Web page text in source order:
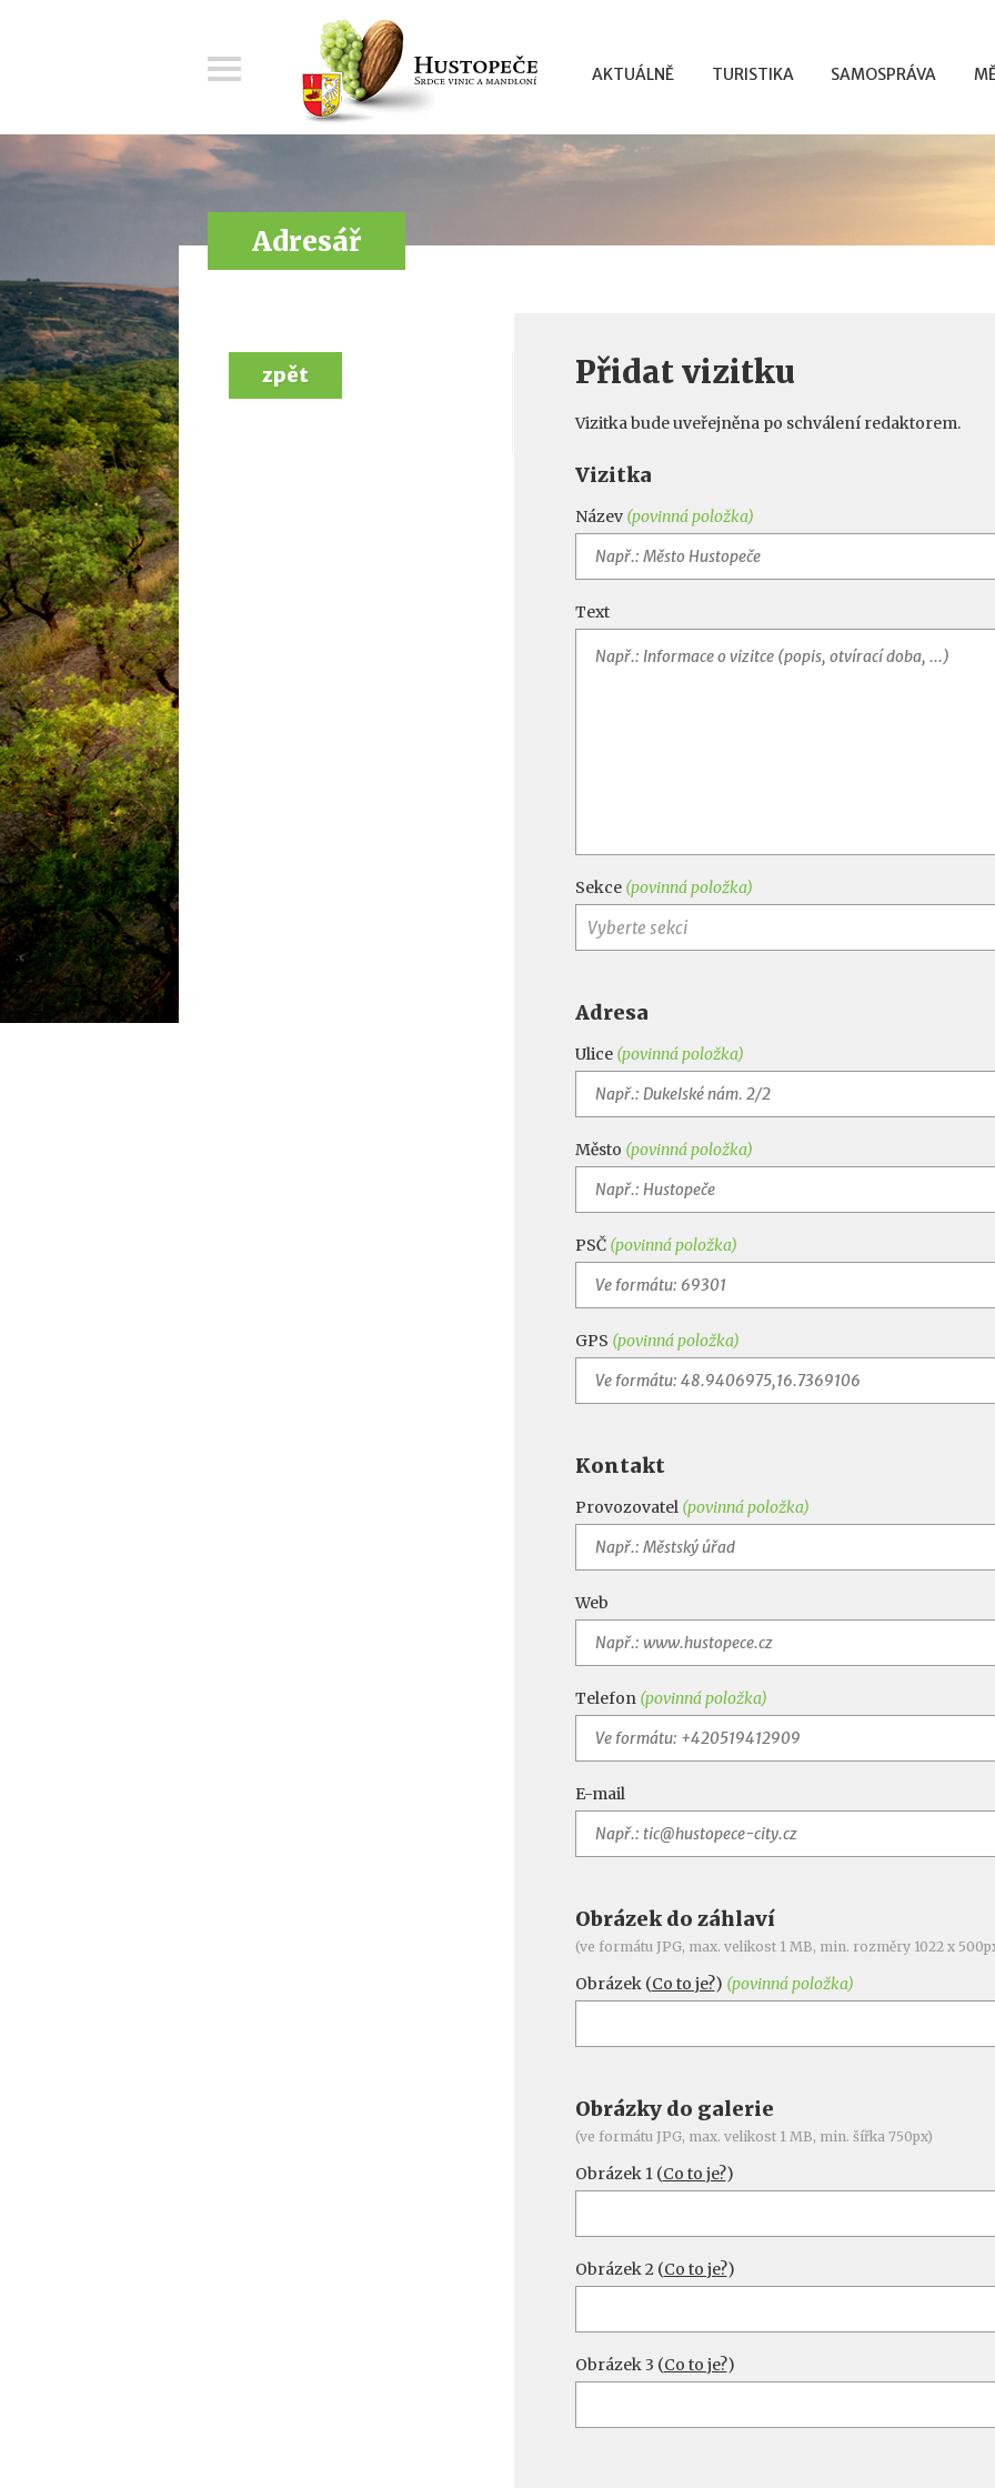
AKTUÁLNĚ TURISTIKA SAMOSPRÁVA
Adresář
Přidat vizitku
Vizitka bude uveřejněna po schválení redaktorem.
Vizitka
Název (povinná položka)
Text
Sekce (povinná položka)
Vyberte sekci
Adresa
Ulice (povinná položka)
Město (povinná položka)
PSČ (povinná položka)
GPS (povinná položka)
Kontakt
Provozovatel (povinná položka)
Web
Telefon (povinná položka)
E-mail
Obrázek do záhlaví
(ve formátu JPG, max. velikost 1 MB, min. rozměry 1022 x
Obrázek (Co to je?) (povinná položka)
Obrázky do galerie
(ve formátu JPG, max. velikost 1 MB, min. šířka 750px)
Obrázek 1 (Co to je?)
Obrázek 2 (Co to je?)
Obrázek 3 (Co to je?)
zpět